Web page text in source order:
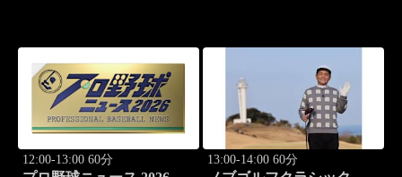
12:00-13:00 60分 13:00-14:00 60分